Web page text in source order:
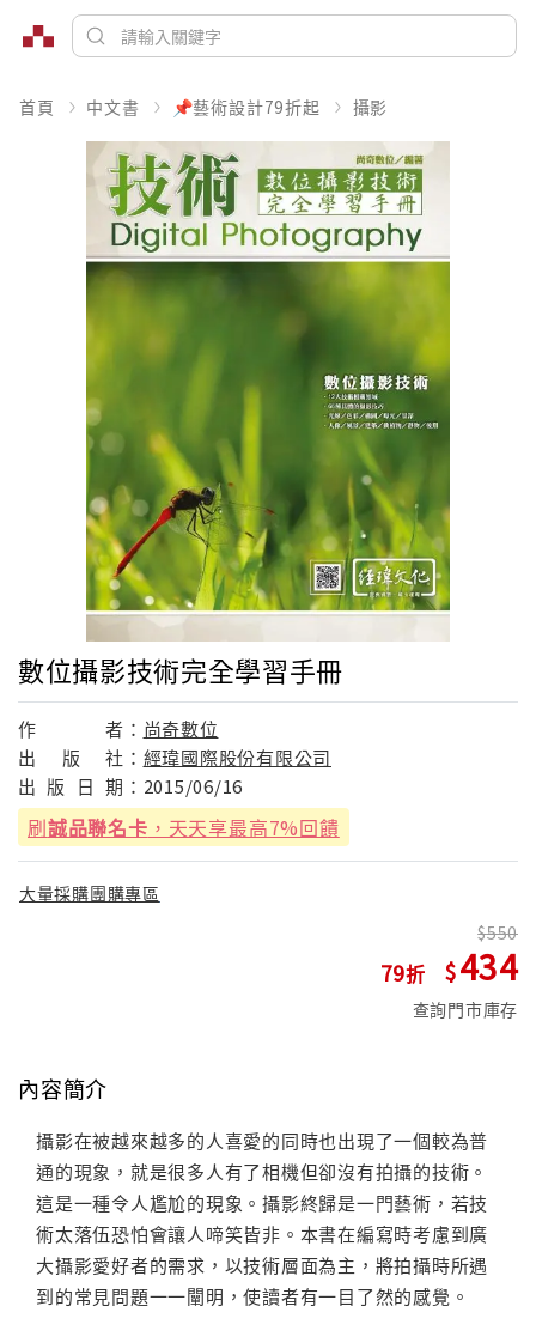
首頁 中文書 📌藝術設計79折起 攝影
數位攝影技術完全學習手冊
作 者： 尚奇數位
出
版 社： 經瑋國際股份有限公司
出 版 日 期： 2015/06/16
刷誠品聯名卡 ，天天享最高7%回饋
大量採購團購專區
79
550
434
查詢門市庫存
內容簡介
攝影在被越來越多的人喜愛的同時也出現了一個較為普
通的現象，就是很多人有了相機但卻沒有拍攝的技術。
這是一種令人尷尬的現象。攝影終歸是一門藝術，若技
術太落伍恐怕會讓人啼笑皆非。本書在編寫時考慮到廣
大攝影愛好者的需求，以技術層面為主，將拍攝時所遇
到的常見問題一一闡明，使讀者有一目了然的感覺。